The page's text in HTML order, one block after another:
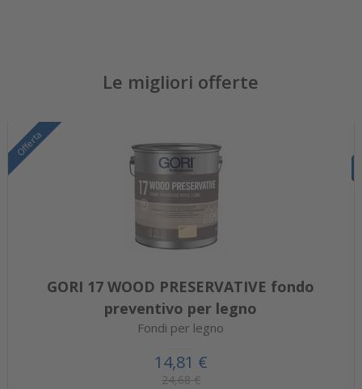
Le migliori offerte
Offerta
GORI 17 WOOD PRESERVATIVE fondo
preventivo per legno
Fondi per legno
14,81 €
24,68 €